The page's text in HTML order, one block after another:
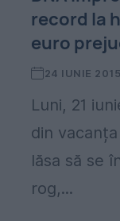
record la
euro
24 IUNIE 2015
Luni, 21
din
lăsa să se
rog,...